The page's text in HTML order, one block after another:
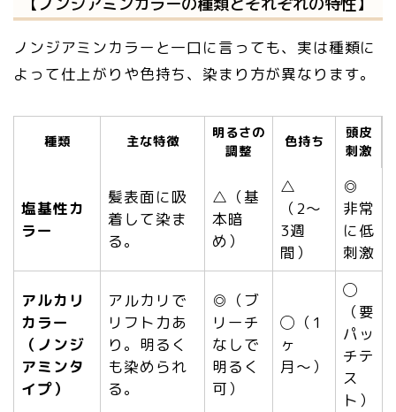
ノンジアミンカラーと一口に言っても、実は種類に
よって仕上がりや色持ち、染まり方が異なります。
種類 主な特徴
明るさの
調整
色持ち
頭皮
刺激
塩基性カ
ラー
髪表面に吸
着して染ま
る。
△（基
本暗
め）
△
（2〜
3週
間）
◎
非常
に低
刺激
アルカリ
カラー
（ノンジ
アミンタ
イプ）
アルカリで
リフト力あ
り。明るく
も染められ
る。
◎（ブ
リーチ
なしで
明るく
可）
◯（1
ヶ
月〜）
◯
（要
パッ
チテ
ス
ト）